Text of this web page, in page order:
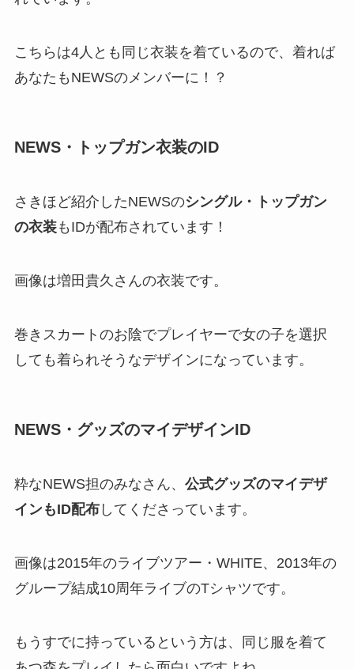
こちらは4人とも同じ衣装を着ているので、着れば
あなたもNEWSのメンバーに！？
NEWS・トップガン衣装のID
さきほど紹介したNEWSのシングル・トップガン
の衣装もIDが配布されています！
画像は増田貴久さんの衣装です。
巻きスカートのお陰でプレイヤーで女の子を選択
しても着られそうなデザインになっています。
NEWS・グッズのマイデザインID
粋なNEWS担のみなさん、 公式グッズのマイデザ
インもID配布してくださっています。
画像は2015年のライブツアー・WHITE、2013年の
グループ結成10周年ライブのTシャツです。
もうすでに持っているという方は、同じ服を着て